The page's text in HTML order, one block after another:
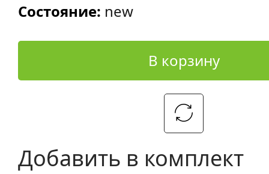
Состояние: new
В корзину
Добавить в комплект